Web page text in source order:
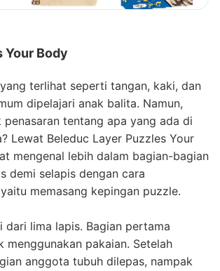
Your Body
terlihat seperti tangan, kaki, dan
dipelajari anak balita. Namun,
penasaran tentang apa yang ada di
Lewat Beleduc Layer Puzzles Your
mengenal lebih dalam bagian-bagian
demi selapis dengan cara
memasang kepingan puzzle.
dari lima lapis. Bagian pertama
menggunakan pakaian. Setelah
anggota tubuh dilepas, nampak